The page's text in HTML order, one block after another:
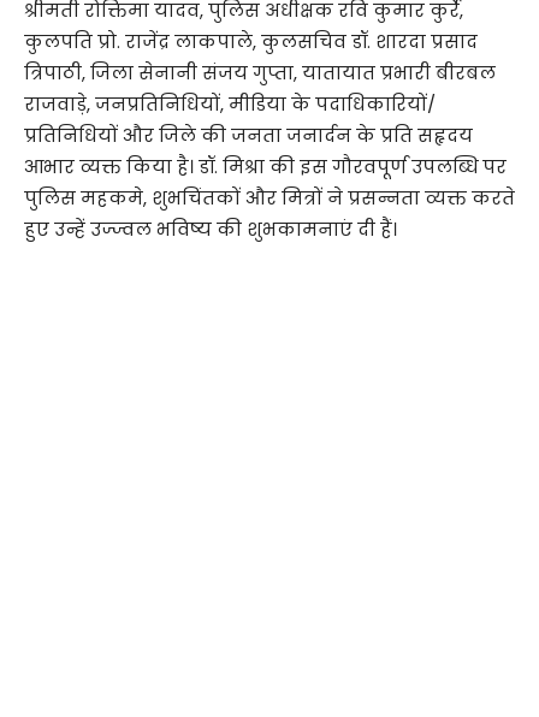
श्रीमती रोक्तिमा यादव, पुलिस अधीक्षक रवि कुमार कुर्रे,
कुलपति प्रो. राजेंद्र लाकपाले, कुलसचिव डॉ. शारदा प्रसाद
त्रिपाठी, जिला सेनानी संजय गुप्ता, यातायात प्रभारी बीरबल
राजवाड़े, जनप्रतिनिधियों, मीडिया के पदाधिकारियों/
प्रतिनिधियों और जिले की जनता जनार्दन के प्रति सहृदय
आभार व्यक्त किया है। डॉ. मिश्रा की इस गौरवपूर्ण उपलब्धि पर
पुलिस महकमे, शुभचिंतकों और मित्रों ने प्रसन्नता व्यक्त करते
हुए उन्हें उज्ज्वल भविष्य की शुभकामनाएं दी हैं।